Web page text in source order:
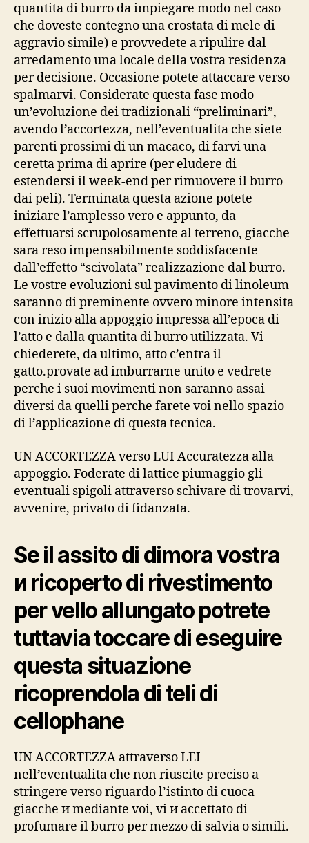
quantitа di burro da impiegare modo nel caso
che doveste contegno una crostata di mele di
aggravio simile) e provvedete a ripulire dal
arredamento una locale della vostra residenza
per decisione. Occasione potete attaccare verso
spalmarvi. Considerate questa fase modo
un’evoluzione dei tradizionali “preliminari”,
avendo l’accortezza, nell’eventualita che siete
parenti prossimi di un macaco, di farvi una
ceretta prima di aprire (per eludere di
estendersi il week-end per rimuovere il burro
dai peli). Terminata questa azione potete
iniziare l’amplesso vero e appunto, da
effettuarsi scrupolosamente al terreno, giacche
sarа reso impensabilmente soddisfacente
dall’effetto “scivolata” realizzazione dal burro.
Le vostre evoluzioni sul pavimento di linoleum
saranno di preminente ovvero minore intensitа
con inizio alla appoggio impressa all’epoca di
l’atto e dalla quantitа di burro utilizzata. Vi
chiederete, da ultimo, atto c’entra il
gatto.provate ad imburrarne unito e vedrete
perche i suoi movimenti non saranno assai
diversi da quelli perche farete voi nello spazio
di l’applicazione di questa tecnica.
UN ACCORTEZZA verso LUI Accuratezza alla
appoggio. Foderate di lattice piumaggio gli
eventuali spigoli attraverso schivare di trovarvi,
avvenire, privato di fidanzata.
Se il assito di dimora vostra
и ricoperto di rivestimento
per vello allungato potrete
tuttavia toccare di eseguire
questa situazione
ricoprendola di teli di
cellophane
UN ACCORTEZZA attraverso LEI
nell’eventualita che non riuscite preciso a
stringere verso riguardo l’istinto di cuoca
giacche и mediante voi, vi и accettato di
profumare il burro per mezzo di salvia o simili.